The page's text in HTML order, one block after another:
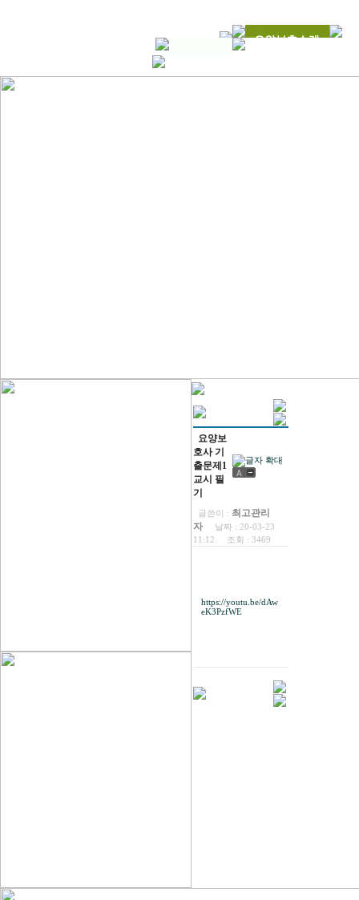
요양보
호사 기
출문제1
교시 필
기
글쓴이 : 최고관리
자
날짜 : 20-03-23
11:12
조회 : 3469
https://youtu.be/dAw
eK3PzfWE